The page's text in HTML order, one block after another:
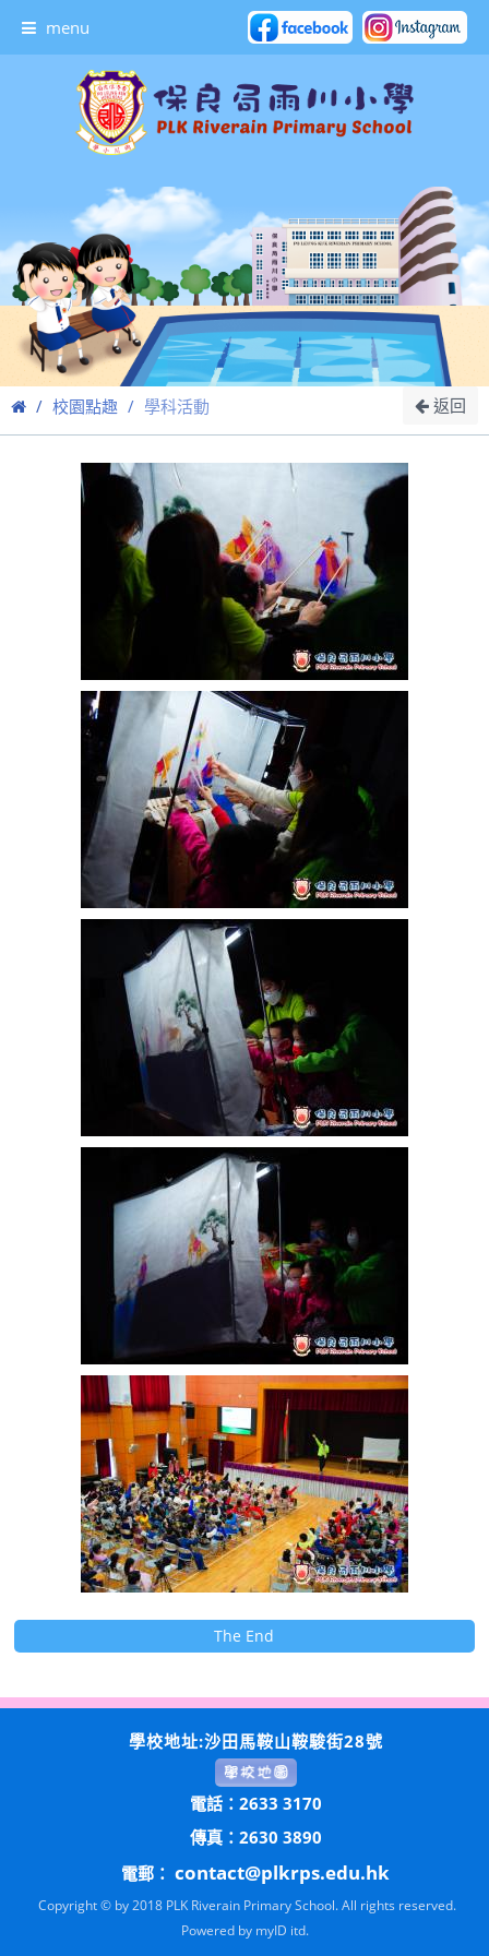
menu
校園點趣 學科活動 返回
The End
學校地址:沙田馬鞍山鞍駿街28號
電話：2633 3170
傳真：2630 3890
電郵： contact@plkrps.edu.hk
Copyright © by 2018 PLK Riverain Primary School. All rights reserved.
Powered by myID itd.